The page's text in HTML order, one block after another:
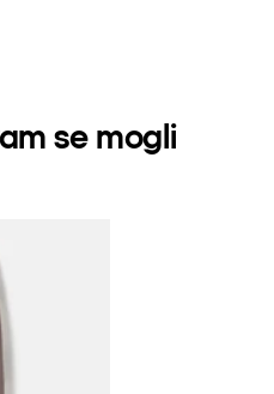
se mogli